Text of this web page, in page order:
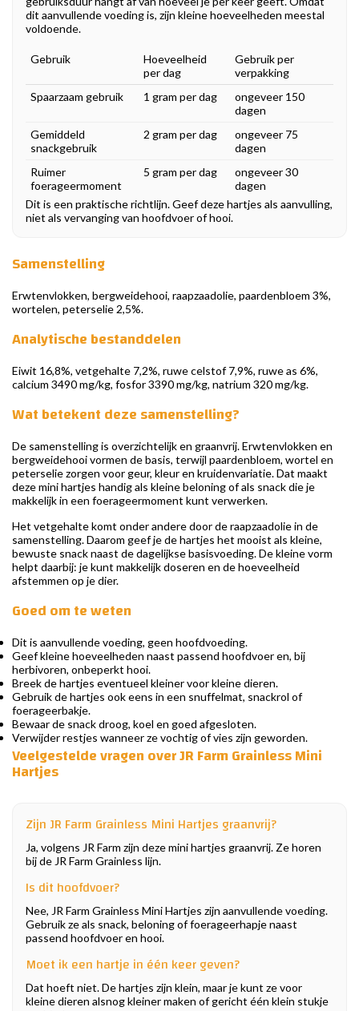
dit aanvullende voeding is, zijn kleine hoeveelheden meestal
voldoende.
Gebruik
Hoeveelheid
per dag
Gebruik per
verpakking
Spaarzaam gebruik
1 gram per dag
ongeveer 150
dagen
Gemiddeld
snackgebruik
2 gram per dag
ongeveer 75
dagen
Ruimer
foerageermoment
5 gram per dag
ongeveer 30
dagen
Dit is een praktische richtlijn. Geef deze hartjes als aanvulling,
niet als vervanging van hoofdvoer of hooi.
Samenstelling
Erwtenvlokken, bergweidehooi, raapzaadolie, paardenbloem 3%,
wortelen, peterselie 2,5%.
Analytische bestanddelen
Eiwit 16,8%, vetgehalte 7,2%, ruwe celstof 7,9%, ruwe as 6%,
calcium 3490 mg/kg, fosfor 3390 mg/kg, natrium 320 mg/kg.
Wat betekent deze samenstelling?
De samenstelling is overzichtelijk en graanvrij. Erwtenvlokken en
bergweidehooi vormen de basis, terwijl paardenbloem, wortel en
peterselie zorgen voor geur, kleur en kruidenvariatie. Dat maakt
deze mini hartjes handig als kleine beloning of als snack die je
makkelijk in een foerageermoment kunt verwerken.
Het vetgehalte komt onder andere door de raapzaadolie in de
samenstelling. Daarom geef je de hartjes het mooist als kleine,
bewuste snack naast de dagelijkse basisvoeding. De kleine vorm
helpt daarbij: je kunt makkelijk doseren en de hoeveelheid
afstemmen op je dier.
Goed om te weten
Dit is aanvullende voeding, geen hoofdvoeding.
Geef kleine hoeveelheden naast passend hoofdvoer en, bij
herbivoren, onbeperkt hooi.
Breek de hartjes eventueel kleiner voor kleine dieren.
Gebruik de hartjes ook eens in een snuffelmat, snackrol of
foerageerbakje.
Bewaar de snack droog, koel en goed afgesloten.
Verwijder restjes wanneer ze vochtig of vies zijn geworden.
Veelgestelde vragen over JR Farm Grainless Mini
Hartjes
Zijn JR Farm Grainless Mini Hartjes graanvrij?
Ja, volgens JR Farm zijn deze mini hartjes graanvrij. Ze horen
bij de JR Farm Grainless lijn.
Is dit hoofdvoer?
Nee, JR Farm Grainless Mini Hartjes zijn aanvullende voeding.
Gebruik ze als snack, beloning of foerageerhapje naast
passend hoofdvoer en hooi.
Moet ik een hartje in één keer geven?
Dat hoeft niet. De hartjes zijn klein, maar je kunt ze voor
kleine dieren alsnog kleiner maken of gericht één klein stukje